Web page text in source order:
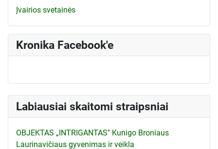
Įvairios svetainės
Kronika Facebook'e
Labiausiai skaitomi straipsniai
OBJEKTAS „INTRIGANTAS" Kunigo Broniaus
Laurinavičiaus gyvenimas ir veikla